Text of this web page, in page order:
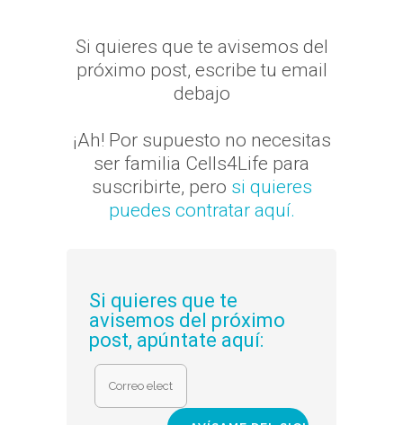
Si quieres que te avisemos del
próximo post, escribe tu email
debajo
¡Ah! Por supuesto no necesitas
ser familia Cells4Life para
suscribirte, pero si quieres
puedes contratar aquí.
Si quieres que te
avisemos del próximo
post, apúntate aquí: